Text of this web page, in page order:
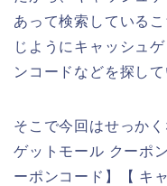
あって検索している
じようにキャッシュ
ンコードなどを探し
そこで今回はせっか
ゲットモール クーポ
ーポンコード】【 キ